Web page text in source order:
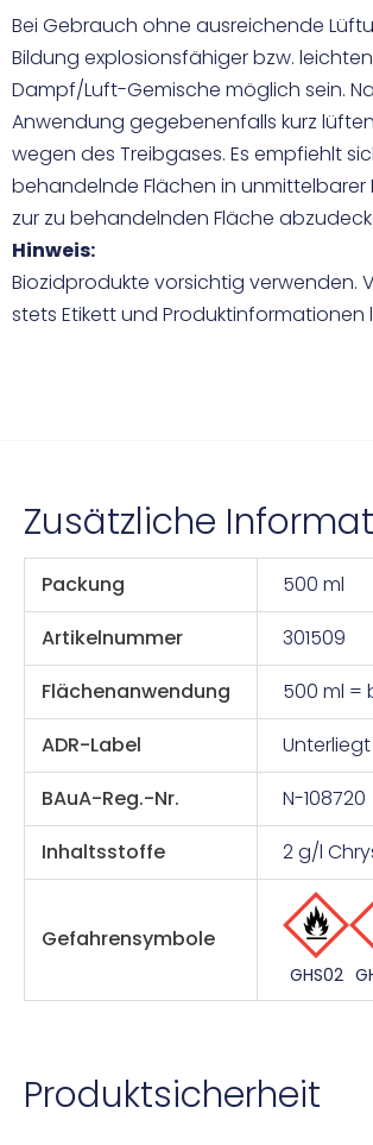
Bei Gebrauch ohne ausreichende
Bildung explosionsfähiger bzw.
Dampf/Luft-Gemische möglich sein.
Anwendung gegebenenfalls kurz
wegen des Treibgases. Es empfiehlt
behandelnde Flächen in
zur zu behandelnden Fläche
Hinweis:
Biozidprodukte vorsichtig verwenden.
stets Etikett und Produktinformationen
Zusätzliche
Packung
500 ml
Artikelnummer
301509
Flächenanwendung
500 ml =
ADR-Label
BAuA-Reg.-Nr.
N-108720
Inhaltsstoffe
2 g/l
Gefahrensymbole
GHS02
Produktsicherheit